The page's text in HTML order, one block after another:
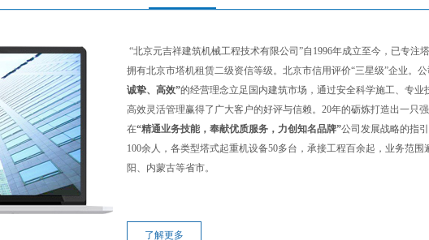
“北京元吉祥建筑机械工程技术有限公司”自1996年成立至今，已专注
拥有北京市塔机租赁二级资信等级。北京市信用评价“三星级”企业。
诚挚、高效”的经营理念立足国内建筑市场，通过安全科学施工、专业
高效灵活管理赢得了广大客户的好评与信赖。20年的砺炼打造出一只
在“精通业务技能，奉献优质服务，力创知名品牌”公司发展战略的指
100余人，各类型塔式起重机设备50多台，承接工程百余起，业务范
阳、内蒙古等省市。
了解更多